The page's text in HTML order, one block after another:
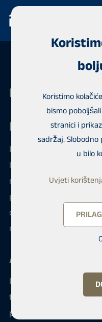
Habita Dakar
Kupite
Imamo sveobuhvatan
lokalno tako i globalno,
nove domove. Dobit
predstaviti najbolju
domova i dogovoriti
mnogim drugim
Agent za
Prodaja kuće za mnoge
transakcija u životu.
pomoći će Vam u svim
Koristimo
bismo
stranici i
sadržaj.
u bilo
Uvjeti